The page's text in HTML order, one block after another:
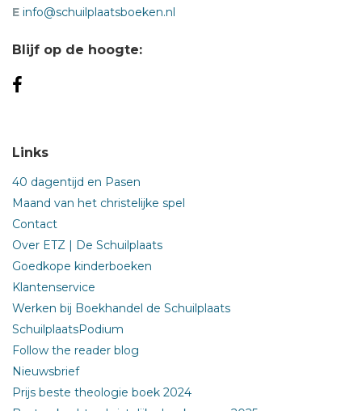
E info@schuilplaatsboeken.nl
Blijf op de hoogte:
Links
40 dagentijd en Pasen
Maand van het christelijke spel
Contact
Over ETZ | De Schuilplaats
Goedkope kinderboeken
Klantenservice
Werken bij Boekhandel de Schuilplaats
SchuilplaatsPodium
Follow the reader blog
Nieuwsbrief
Prijs beste theologie boek 2024